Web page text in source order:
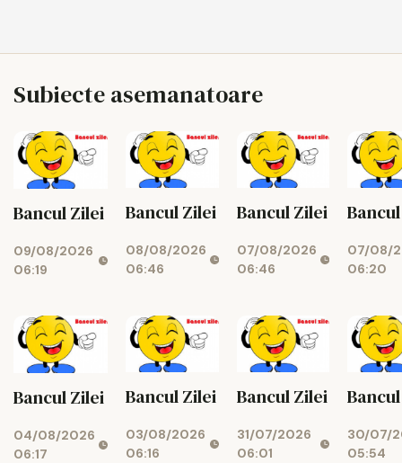
Subiecte asemanatoare
Bancul Zilei
09/08/2026
06:19
Bancul Zilei
08/08/2026
06:46
Bancul Zilei
07/08/2026
06:46
07/08/
06:20
Bancul Zilei
04/08/2026
06:17
Bancul Zilei
03/08/2026
06:16
Bancul Zilei
31/07/2026
06:01
30/07/
05:54